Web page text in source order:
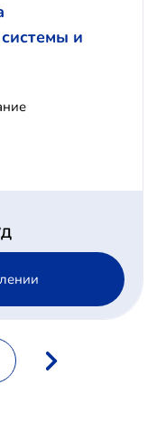
и